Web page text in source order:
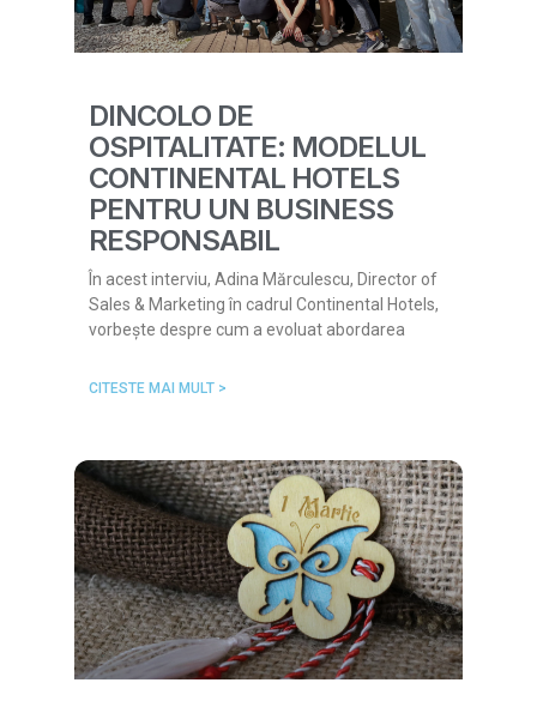
DINCOLO DE
OSPITALITATE: MODELUL
CONTINENTAL HOTELS
PENTRU UN BUSINESS
RESPONSABIL
În acest interviu, Adina Mărculescu, Director of
Sales & Marketing în cadrul Continental Hotels,
vorbește despre cum a evoluat abordarea
CITESTE MAI MULT >